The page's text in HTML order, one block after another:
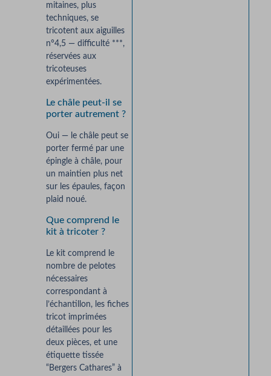
mitaines, plus
techniques, se
tricotent aux aiguilles
n°4,5 — difficulté ***,
réservées aux
tricoteuses
expérimentées.
Le châle peut-il se
porter autrement ?
Oui — le châle peut se
porter fermé par une
épingle à châle, pour
un maintien plus net
sur les épaules, façon
plaid noué.
Que comprend le
kit à tricoter ?
Le kit comprend le
nombre de pelotes
nécessaires
correspondant à
l’échantillon, les fiches
tricot imprimées
détaillées pour les
deux pièces, et une
étiquette tissée
“Bergers Cathares” à